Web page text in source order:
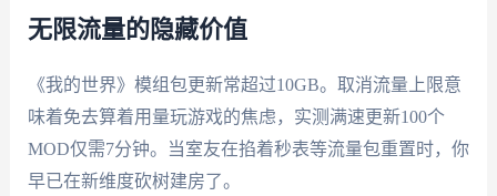
无限流量的隐藏价值
《我的世界》模组包更新常超过10GB。取消流量上限意
味着免去算着用量玩游戏的焦虑，实测满速更新100个
MOD仅需7分钟。当室友在掐着秒表等流量包重置时，你
早已在新维度砍树建房了。